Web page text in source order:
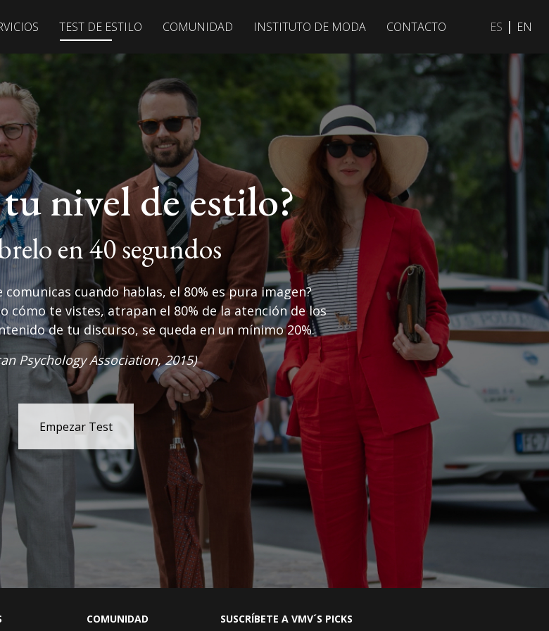
TEST DE ESTILO COMUNIDAD INSTITUTO DE MODA CONTACTO ES | EN
nivel de estilo?
en 40 segundos
cuando hablas, el 80% es pura imagen?
cómo te vistes, atrapan el 80% de la atención de los
de tu discurso, se queda en un mínimo 20%.
Psychology Association, 2015)
Empezar Test
COMUNIDAD SUSCRÍBETE A VMV´S PICKS